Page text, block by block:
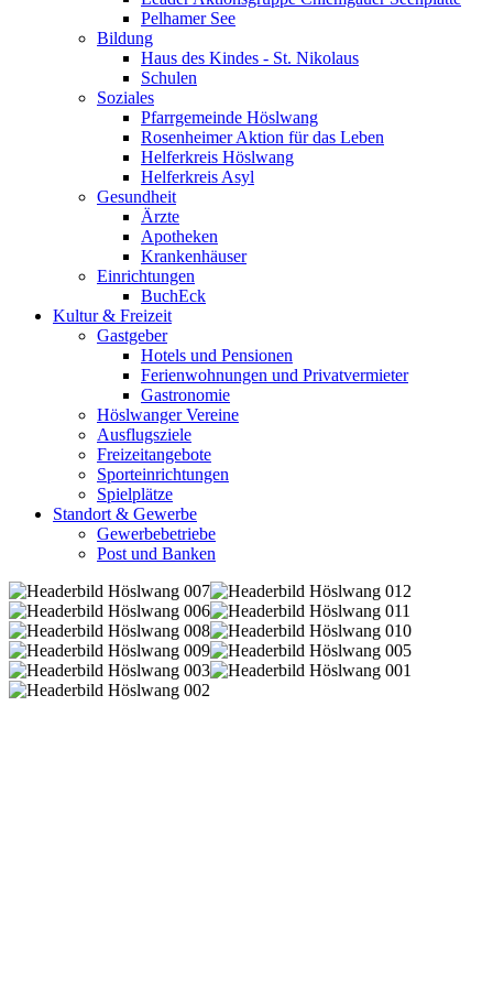
Pelhamer See
Bildung
Haus des Kindes - St. Nikolaus
Schulen
Soziales
Pfarrgemeinde Höslwang
Rosenheimer Aktion für das Leben
Helferkreis Höslwang
Helferkreis Asyl
Gesundheit
Ärzte
Apotheken
Krankenhäuser
Einrichtungen
BuchEck
Kultur & Freizeit
Gastgeber
Hotels und Pensionen
Ferienwohnungen und Privatvermieter
Gastronomie
Höslwanger Vereine
Ausflugsziele
Freizeitangebote
Sporteinrichtungen
Spielplätze
Standort & Gewerbe
Gewerbebetriebe
Post und Banken